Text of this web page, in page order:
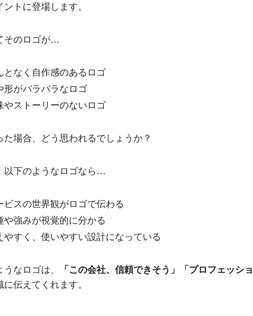
ントに登場します。
そのロゴが…
となく自作感のあるロゴ
形がバラバラなロゴ
やストーリーのないロゴ
た場合、どう思われるでしょうか？
以下のようなロゴなら…
ビスの世界観がロゴで伝わる
や強みが視覚的に分かる
やすく、使いやすい設計になっている
なロゴは、 「この会社、信頼できそう」「プロフェッシ
伝えてくれます。